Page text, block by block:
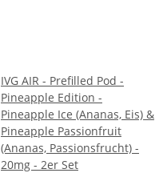
IVG AIR - Prefilled Pod -
Pineapple Edition -
Pineapple Ice (Ananas, Eis) &
Pineapple Passionfruit
(Ananas, Passionsfrucht) -
20mg - 2er Set